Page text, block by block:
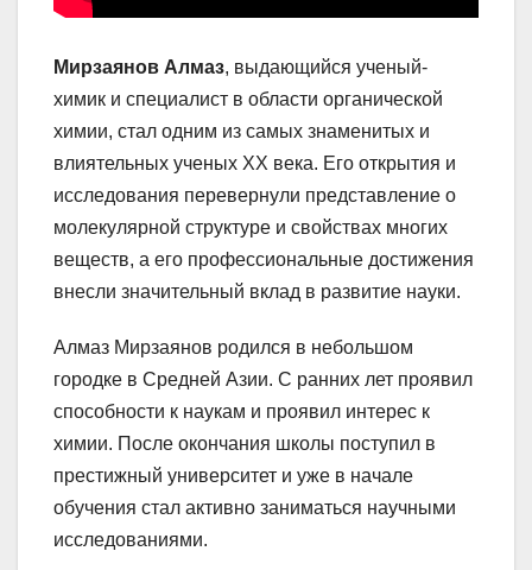
Мирзаянов Алмаз, выдающийся ученый-
химик и специалист в области органической
химии, стал одним из самых знаменитых и
влиятельных ученых ХХ века. Его открытия и
исследования перевернули представление о
молекулярной структуре и свойствах многих
веществ, а его профессиональные достижения
внесли значительный вклад в развитие науки.
Алмаз Мирзаянов родился в небольшом
городке в Средней Азии. С ранних лет проявил
способности к наукам и проявил интерес к
химии. После окончания школы поступил в
престижный университет и уже в начале
обучения стал активно заниматься научными
исследованиями.